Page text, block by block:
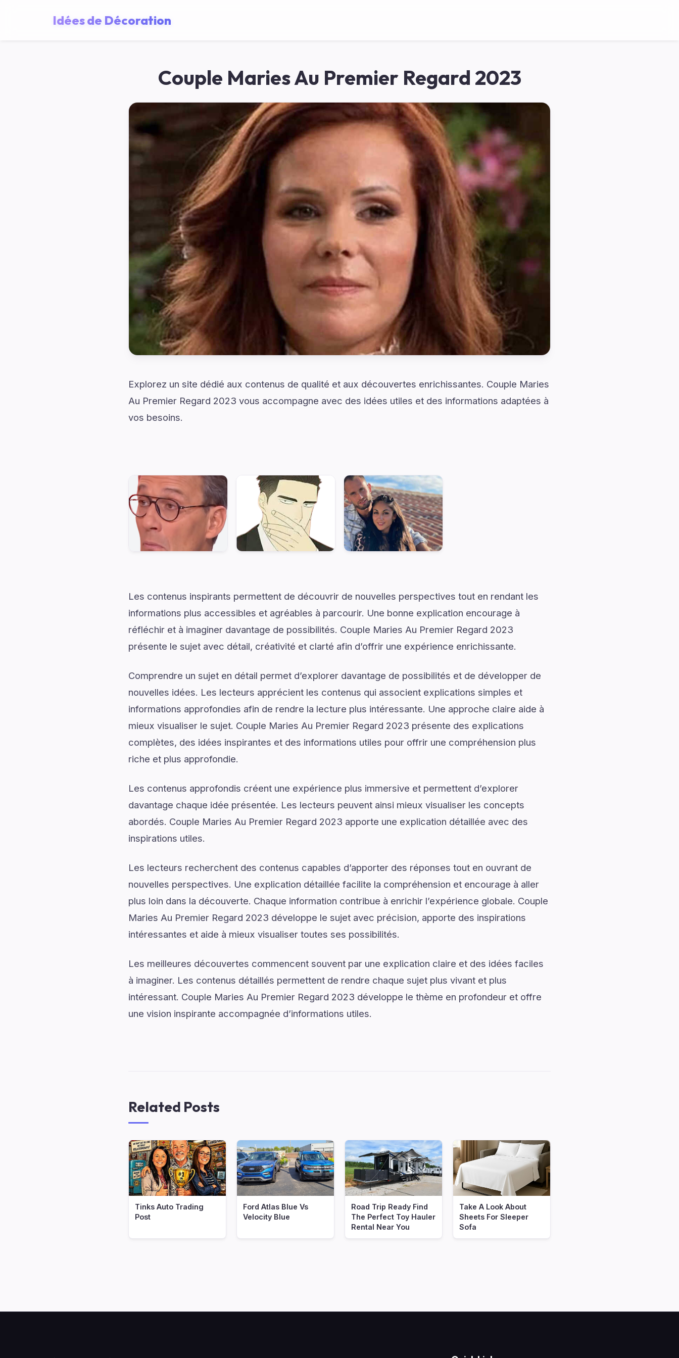
Idées de Décoration
Couple Maries Au Premier Regard 2023
Explorez un site dédié aux contenus de qualité et aux découvertes enrichissantes. Couple Maries
Au Premier Regard 2023 vous accompagne avec des idées utiles et des informations adaptées à
vos besoins.
Les contenus inspirants permettent de découvrir de nouvelles perspectives tout en rendant les
informations plus accessibles et agréables à parcourir. Une bonne explication encourage à
réfléchir et à imaginer davantage de possibilités. Couple Maries Au Premier Regard 2023
présente le sujet avec détail, créativité et clarté afin d’offrir une expérience enrichissante.
Comprendre un sujet en détail permet d’explorer davantage de possibilités et de développer de
nouvelles idées. Les lecteurs apprécient les contenus qui associent explications simples et
informations approfondies afin de rendre la lecture plus intéressante. Une approche claire aide à
mieux visualiser le sujet. Couple Maries Au Premier Regard 2023 présente des explications
complètes, des idées inspirantes et des informations utiles pour offrir une compréhension plus
riche et plus approfondie.
Les contenus approfondis créent une expérience plus immersive et permettent d’explorer
davantage chaque idée présentée. Les lecteurs peuvent ainsi mieux visualiser les concepts
abordés. Couple Maries Au Premier Regard 2023 apporte une explication détaillée avec des
inspirations utiles.
Les lecteurs recherchent des contenus capables d’apporter des réponses tout en ouvrant de
nouvelles perspectives. Une explication détaillée facilite la compréhension et encourage à aller
plus loin dans la découverte. Chaque information contribue à enrichir l’expérience globale. Couple
Maries Au Premier Regard 2023 développe le sujet avec précision, apporte des inspirations
intéressantes et aide à mieux visualiser toutes ses possibilités.
Les meilleures découvertes commencent souvent par une explication claire et des idées faciles
à imaginer. Les contenus détaillés permettent de rendre chaque sujet plus vivant et plus
intéressant. Couple Maries Au Premier Regard 2023 développe le thème en profondeur et offre
une vision inspirante accompagnée d’informations utiles.
Related Posts
Tinks Auto Trading
Post
Ford Atlas Blue Vs
Velocity Blue
Road Trip Ready Find
The Perfect Toy Hauler
Rental Near You
Take A Look About
Sheets For Sleeper
Sofa